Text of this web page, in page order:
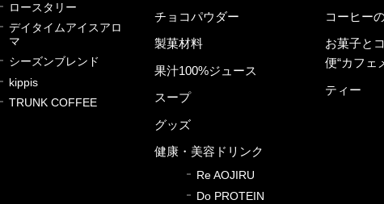
ロースタリー
デイタイムアイスアロ
マ
シーズンブレンド
kippis
TRUNK COFFEE
チョコパウダー
製菓材料
果汁100%ジュース
スープ
グッズ
健康・美容ドリンク
Re AOJIRU
Do PROTEIN
コーヒー
お菓子と
便“カフェ
ティー